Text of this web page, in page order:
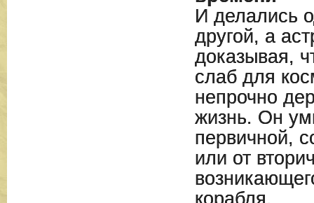
И делались
другой, а
доказывая,
слаб для
непрочно
жизнь. Он
первичной,
или от
корабля.